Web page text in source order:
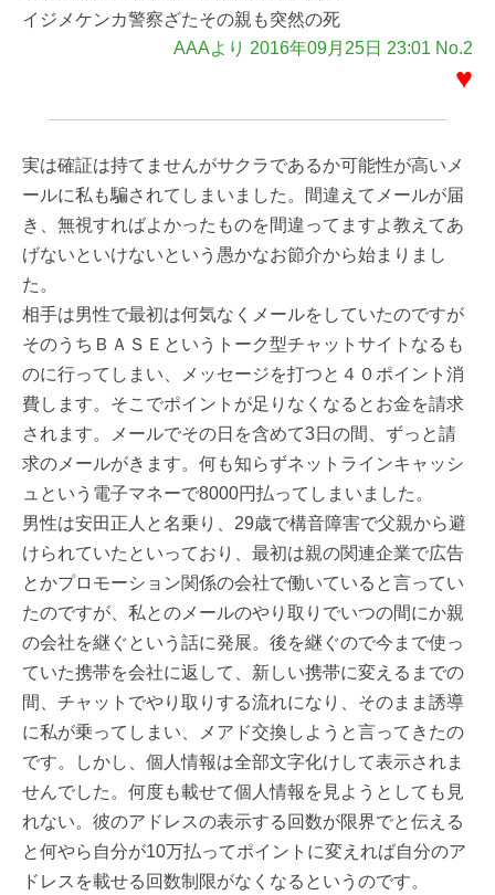
イジメケンカ警察ざたその親も突然の死
AAAより 2016年09月25日 23:01 No.2
♥
実は確証は持てませんがサクラであるか可能性が高いメ
ールに私も騙されてしまいました。間違えてメールが届
き、無視すればよかったものを間違ってますよ教えてあ
げないといけないという愚かなお節介から始まりまし
た。
相手は男性で最初は何気なくメールをしていたのですが
そのうちＢＡＳＥというトーク型チャットサイトなるも
のに行ってしまい、メッセージを打つと４０ポイント消
費します。そこでポイントが足りなくなるとお金を請求
されます。メールでその日を含めて3日の間、ずっと請
求のメールがきます。何も知らずネットラインキャッシ
ュという電子マネーで8000円払ってしまいました。
男性は安田正人と名乗り、29歳で構音障害で父親から避
けられていたといっており、最初は親の関連企業で広告
とかプロモーション関係の会社で働いていると言ってい
たのですが、私とのメールのやり取りでいつの間にか親
の会社を継ぐという話に発展。後を継ぐので今まで使っ
ていた携帯を会社に返して、新しい携帯に変えるまでの
間、チャットでやり取りする流れになり、そのまま誘導
に私が乗ってしまい、メアド交換しようと言ってきたの
です。しかし、個人情報は全部文字化けして表示されま
せんでした。何度も載せて個人情報を見ようとしても見
れない。彼のアドレスの表示する回数が限界でと伝える
と何やら自分が10万払ってポイントに変えれば自分のア
ドレスを載せる回数制限がなくなるというのです。